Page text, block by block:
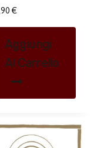
€
Aggiungi
Al Carrello